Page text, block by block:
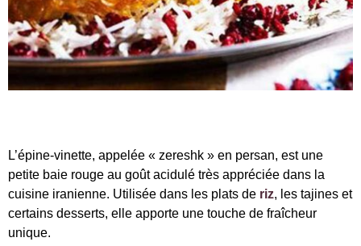
L’épine-vinette, appelée « zereshk » en persan, est une
petite baie rouge au goût acidulé très appréciée dans la
cuisine iranienne. Utilisée dans les plats de riz, les tajines et
certains desserts, elle apporte une touche de fraîcheur
unique.